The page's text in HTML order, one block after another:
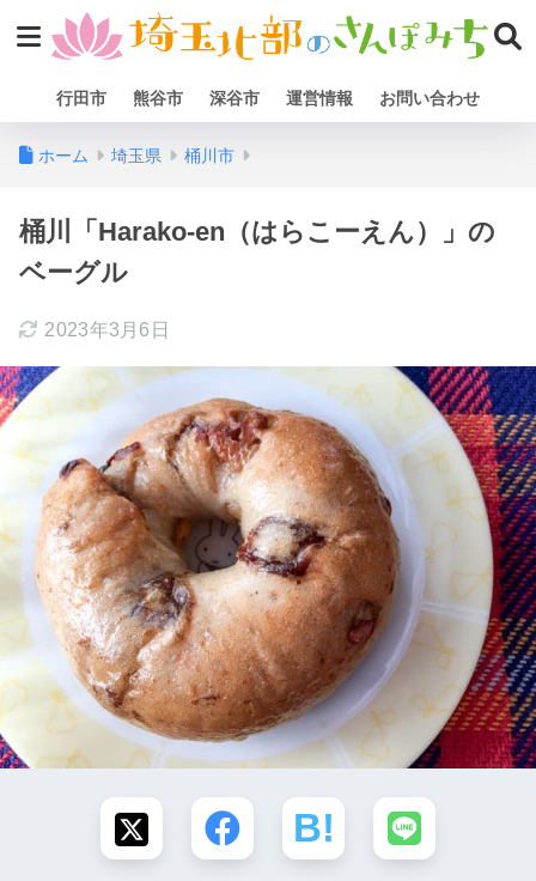
行田市 熊谷市 深谷市 運営情報 お問い合わせ
ホーム 埼玉県 桶川市
桶川「Harako-en（はらこーえん）」の
ベーグル
2023年3月6日